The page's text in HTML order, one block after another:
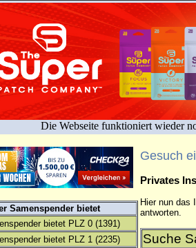
Die Webseite funktioniert wieder
Samenspender bietet
bietet PLZ 0 (1391)
bietet PLZ 1 (2235)
Gesuch
Privates
Hier nun das
antworten.
Suche